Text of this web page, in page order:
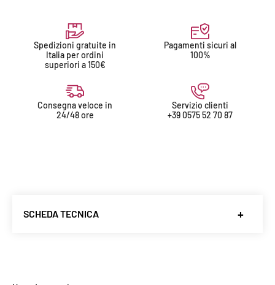
Spedizioni gratuite in
Italia per ordini
superiori a 150€
Pagamenti sicuri al
100%
Consegna veloce in
24/48 ore
Servizio clienti
+39 0575 52 70 87
SCHEDA TECNICA